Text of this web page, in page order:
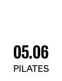
05.06
PILATES